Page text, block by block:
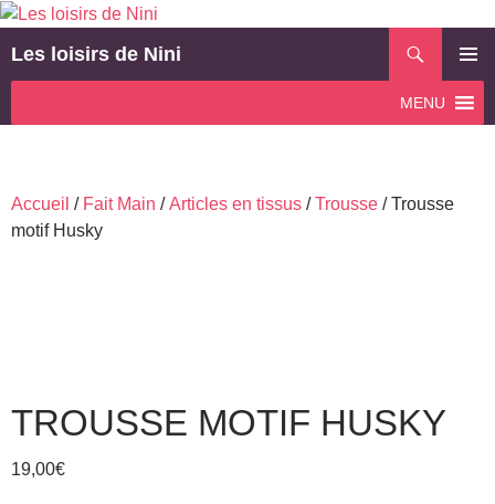
Aller
contenu
Les loisirs de Nini
MENU
MENU
Accueil / Fait Main /Articles en tissus /Trousse / Trousse
motif Husky
TROUSSE MOTIF HUSKY
19,00€